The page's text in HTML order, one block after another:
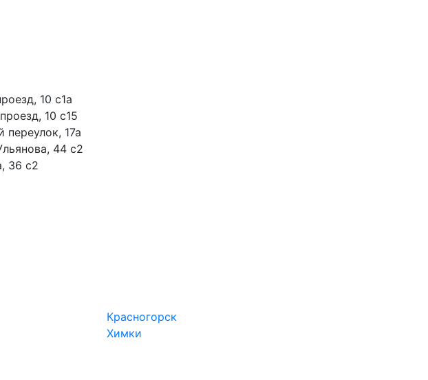
10 с1а
10 с15
переулок, 17а
44 с2
36 с2
Красногорск
Химки